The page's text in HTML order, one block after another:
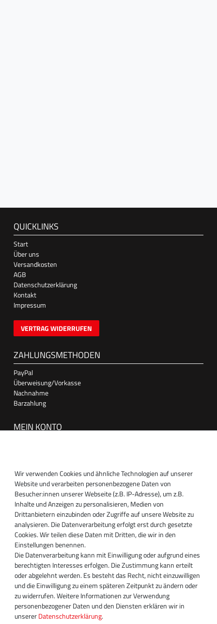
QUICKLINKS
Start
Über uns
Versandkosten
AGB
Datenschutzerklärung
Kontakt
Impressum
VERTRAG WIDERRUFEN
ZAHLUNGSMETHODEN
PayPal
Überweisung/Vorkasse
Nachnahme
Barzahlung
MEIN KONTO
SUPPORT
Inhaber:
Magnos Turbosystems GmbH
Miraustraße 27-29
D-13509 Berlin
+49 30 340 606 740
+49 30 340 606 740
+49 30 340 606 745
info@turboservice24.de
Aktuelle Öffnungszeiten
Mo-Fr: 08:00 Uhr - 18:00 Uhr
Sa: geschlossen
Wir verwenden Cookies und ähnliche Technologien auf unserer
Website und verarbeiten personenbezogene Daten von
Besucher:innen unserer Webseite (z.B. IP-Adresse), um z.B.
Inhalte und Anzeigen zu personalisieren, Medien von
Drittanbietern einzubinden oder Zugriffe auf unsere Website zu
analysieren. Die Datenverarbeitung erfolgt erst durch gesetzte
Cookies. Wir teilen diese Daten mit Dritten, die wir in den
Einstellungen benennen.
Die Datenverarbeitung kann mit Einwilligung oder aufgrund eines
berechtigten Interesses erfolgen. Die Zustimmung kann erteilt
oder abgelehnt werden. Es besteht das Recht, nicht einzuwilligen
und die Einwilligung zu einem späteren Zeitpunkt zu ändern oder
zu widerrufen. Weitere Informationen zur Verwendung
personenbezogener Daten und den Diensten erklären wir in
unsererDaten­schutz­erklärung.